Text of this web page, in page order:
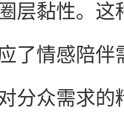
层黏性。这
了情感陪
分众需求的